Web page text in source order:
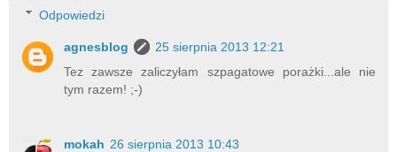
Odpowiedzi
agnesblog
25 sierpnia 2013 12:21
Tez zawsze zaliczyłam szpagatowe porażki...ale nie
tym razem! ;-)
mokah 26 sierpnia 2013 10:43